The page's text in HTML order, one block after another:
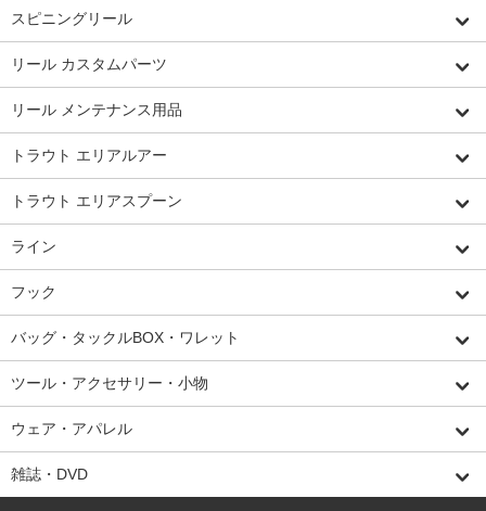
スピニングリール
リール カスタムパーツ
リール メンテナンス用品
トラウト エリアルアー
トラウト エリアスプーン
ライン
フック
バッグ・タックルBOX・ワレット
ツール・アクセサリー・小物
ウェア・アパレル
雑誌・DVD